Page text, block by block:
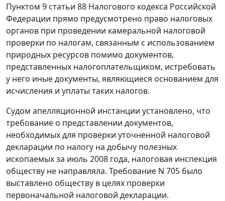
Пунктом 9 статьи 88 Налогового кодекса Российской
Федерации прямо предусмотрено право налоговых
органов при проведении камеральной налоговой
проверки по налогам, связанным с использованием
природных ресурсов помимо документов,
представленных налогоплательщиком, истребовать
у него иные документы, являющиеся основанием для
исчисления и уплаты таких налогов.
Судом апелляционной инстанции установлено, что
требование о представлении документов,
необходимых для проверки уточненной налоговой
декларации по налогу на добычу полезных
ископаемых за июль 2008 года, налоговая инспекция
обществу не направляла. Требование N 705 было
выставлено обществу в целях проверки
первоначальной налоговой декларации.